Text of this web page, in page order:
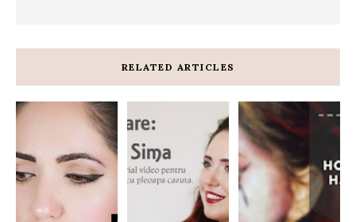
RELATED ARTICLES